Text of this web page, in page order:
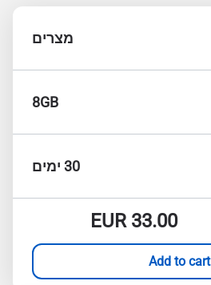
מצרים
8GB
30 ימים
EUR33.00
Add to cart